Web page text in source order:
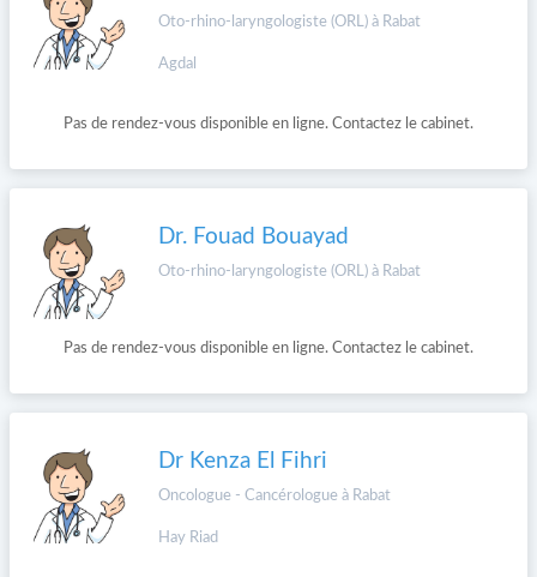
Oto-rhino-laryngologiste (ORL) à Rabat
Agdal
Pas de rendez-vous disponible en ligne. Contactez le cabinet.
Dr. Fouad Bouayad
Oto-rhino-laryngologiste (ORL) à Rabat
Pas de rendez-vous disponible en ligne. Contactez le cabinet.
Dr Kenza El Fihri
Oncologue - Cancérologue à Rabat
Hay Riad